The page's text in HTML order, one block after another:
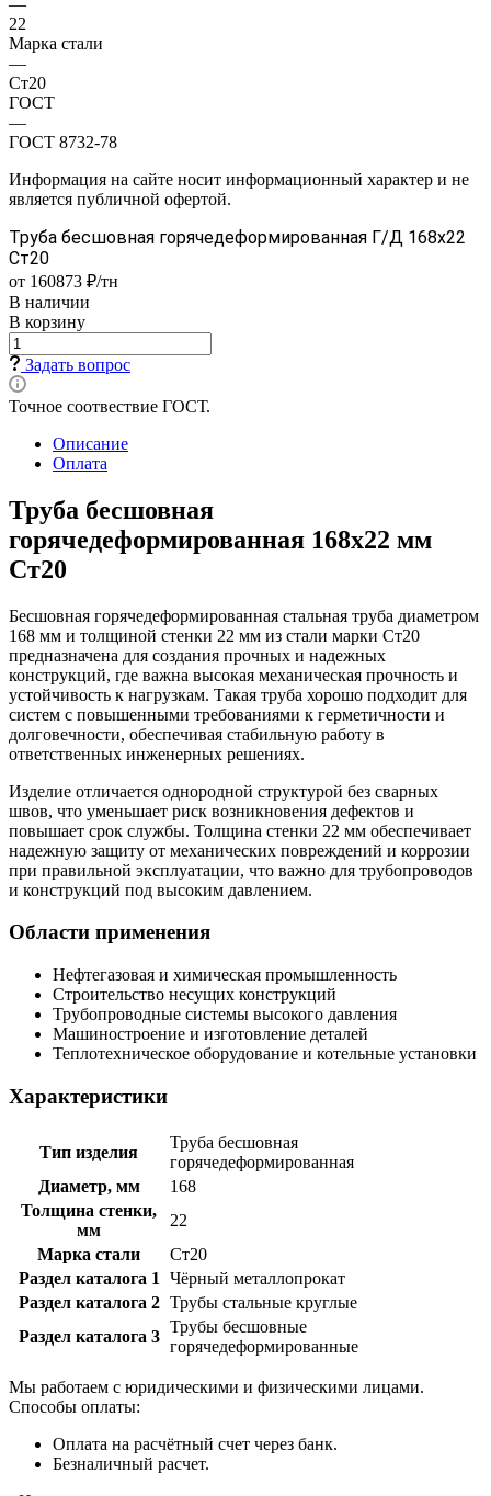
22
Марка стали
—
Ст20
ГОСТ
—
ГОСТ 8732-78
Информация на сайте носит информационный характер и не
является публичной офертой.
Труба бесшовная горячедеформированная Г/Д 168х22
Ст20
от 160873 ₽/тн
В наличии
В корзину
Задать вопрос
Точное соотвествие ГОСТ.
Описание
Оплата
Труба бесшовная
горячедеформированная 168х22 мм
Ст20
Бесшовная горячедеформированная стальная труба диаметром
168 мм и толщиной стенки 22 мм из стали марки Ст20
предназначена для создания прочных и надежных
конструкций, где важна высокая механическая прочность и
устойчивость к нагрузкам. Такая труба хорошо подходит для
систем с повышенными требованиями к герметичности и
долговечности, обеспечивая стабильную работу в
ответственных инженерных решениях.
Изделие отличается однородной структурой без сварных
швов, что уменьшает риск возникновения дефектов и
повышает срок службы. Толщина стенки 22 мм обеспечивает
надежную защиту от механических повреждений и коррозии
при правильной эксплуатации, что важно для трубопроводов
и конструкций под высоким давлением.
Области применения
Нефтегазовая и химическая промышленность
Строительство несущих конструкций
Трубопроводные системы высокого давления
Машиностроение и изготовление деталей
Теплотехническое оборудование и котельные установки
Характеристики
Тип изделия
Труба бесшовная
горячедеформированная
Диаметр, мм
168
Толщина стенки,
мм
22
Марка стали
Ст20
Раздел каталога 1
Чёрный металлопрокат
Раздел каталога 2 Трубы стальные круглые
Раздел каталога 3
Трубы бесшовные
горячедеформированные
Мы работаем с юридическими и физическими лицами.
Способы оплаты:
Оплата на расчётный счет через банк.
Безналичный расчет.